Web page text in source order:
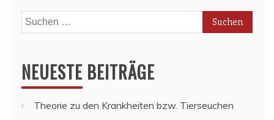
Suchen
nach:
NEUESTE BEITRÄGE
Theorie zu den Krankheiten bzw. Tierseuchen